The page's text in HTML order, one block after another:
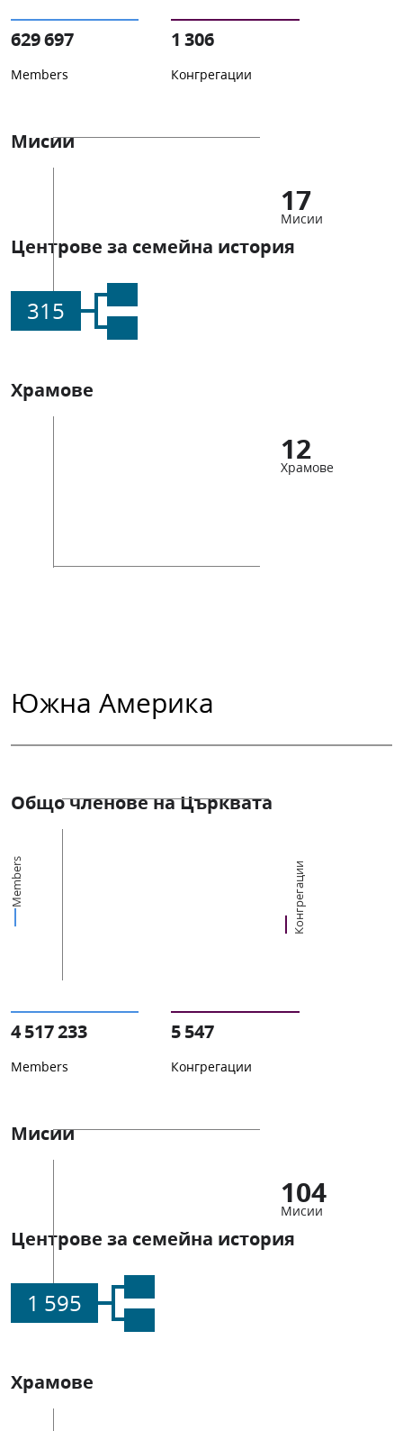
629 697
Members
1 306
Конгрегации
Мисии
17
Мисии
Центрове за семейна история
315
Храмове
12
Храмове
Южна Америка
Общо членове на Църквата
Members Конгрегации
4 517 233
Members
5 547
Конгрегации
Мисии
104
Мисии
Центрове за семейна история
1 595
Храмове